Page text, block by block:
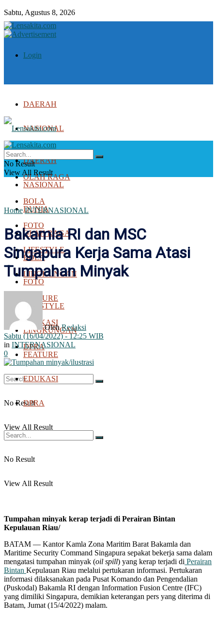
Sabtu, Agustus 8, 2026
Login
DAERAH
NASIONAL
DUNIA
OLAH RAGA
BOLA
FOTO
LIFESTYLE
LINGKUNGAN
FEATURE
EDUKASI
DPRA
No Result
View All Result
DAERAH
NASIONAL
DUNIA
OLAH RAGA
BOLA
FOTO
LIFESTYLE
LINGKUNGAN
FEATURE
EDUKASI
DPRA
No Result
View All Result
No Result
View All Result
Home INTERNASIONAL
Bakamla RI dan MSC
Singapura Kerja Sama Atasi
Tumpahan Minyak
Oleh Redaksi
Sabtu (16/04/2022) - 12:25 WIB
in INTERNASIONAL
0
Tumpahan minyak kerap terjadi di Perairan Bintan
Kepulauan Riau/
BATAM — Kantor Kamla Zona Maritim Barat Bakamla dan
Maritime Security Command Singapura sepakat bekerja sama dalam
mengatasi tumpahan minyak (oil spill) yang kerap terjadi di Perairan
Bintan Kepulauan Riau melalui pertukaran informasi. Pertukaran
informasi dilaksanakan pada Pusat Komando dan Pengendalian
(Puskodal) Bakamla RI dengan Information Fusion Centre (IFC)
yang dimiliki Singapura, demikian keterangan pers yang diterima di
Batam, Jumat (15/4/2022) malam.